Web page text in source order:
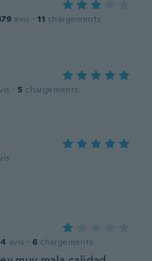
avis · 11 chargements
· 5 chargements
avis · 6 chargements